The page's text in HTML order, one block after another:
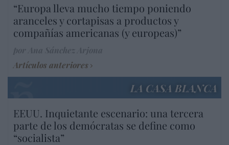
“Europa lleva mucho tiempo poniendo
aranceles y cortapisas a productos y
compañías americanas (y europeas)”
Artículos anteriores
LA CASA BLANCA
EEUU. Inquietante escenario: una tercera
parte de los demócratas se define como
“socialista”